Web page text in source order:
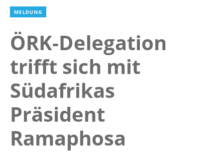
MELDUNG
ÖRK-Delegation
trifft sich mit
Südafrikas
Präsident
Ramaphosa